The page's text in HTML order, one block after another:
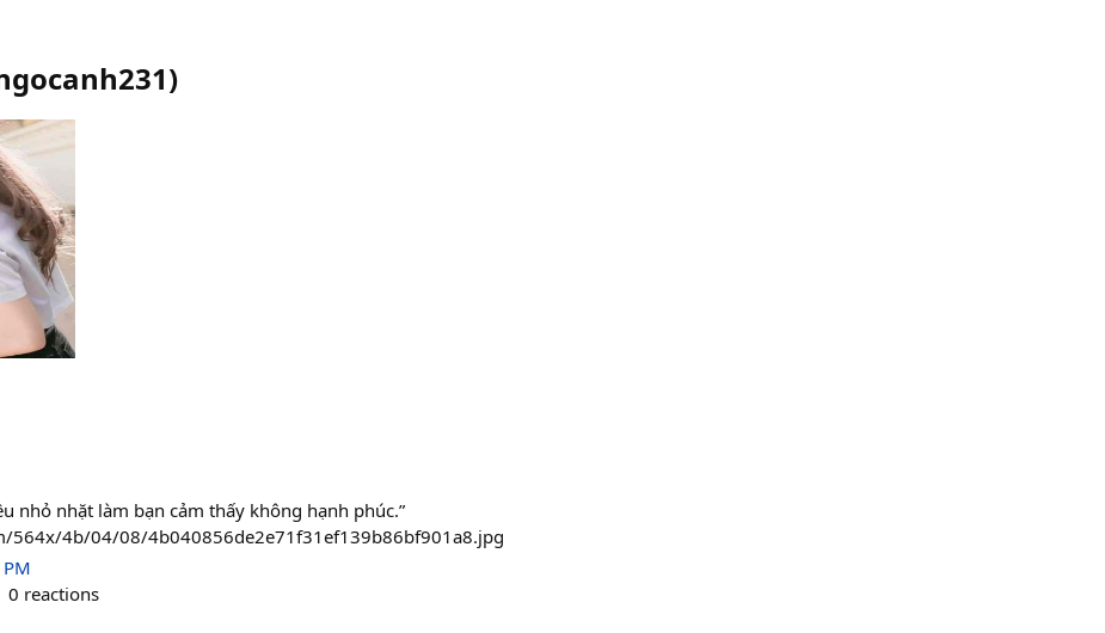
)
nhỏ nhặt làm bạn cảm thấy không hạnh phúc.”
564x/4b/04/08/4b040856de2e71f31ef139b86bf901a8.jpg
0 reactions